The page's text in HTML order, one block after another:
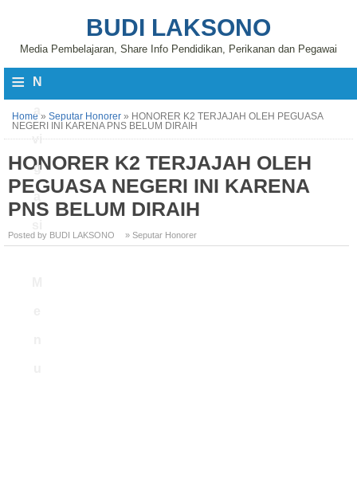
BUDI LAKSONO
Media Pembelajaran, Share Info Pendidikan, Perikanan dan Pegawai
≡ N
vi
g
a
Home » Seputar Honorer » HONORER K2 TERJAJAH OLEH PEGUASA
NEGERI INI KARENA PNS BELUM DIRAIH
HONORER K2 TERJAJAH OLEH
PEGUASA NEGERI INI KARENA
PNS BELUM DIRAIH
Posted by BUDI LAKSONO » Seputar Honorer